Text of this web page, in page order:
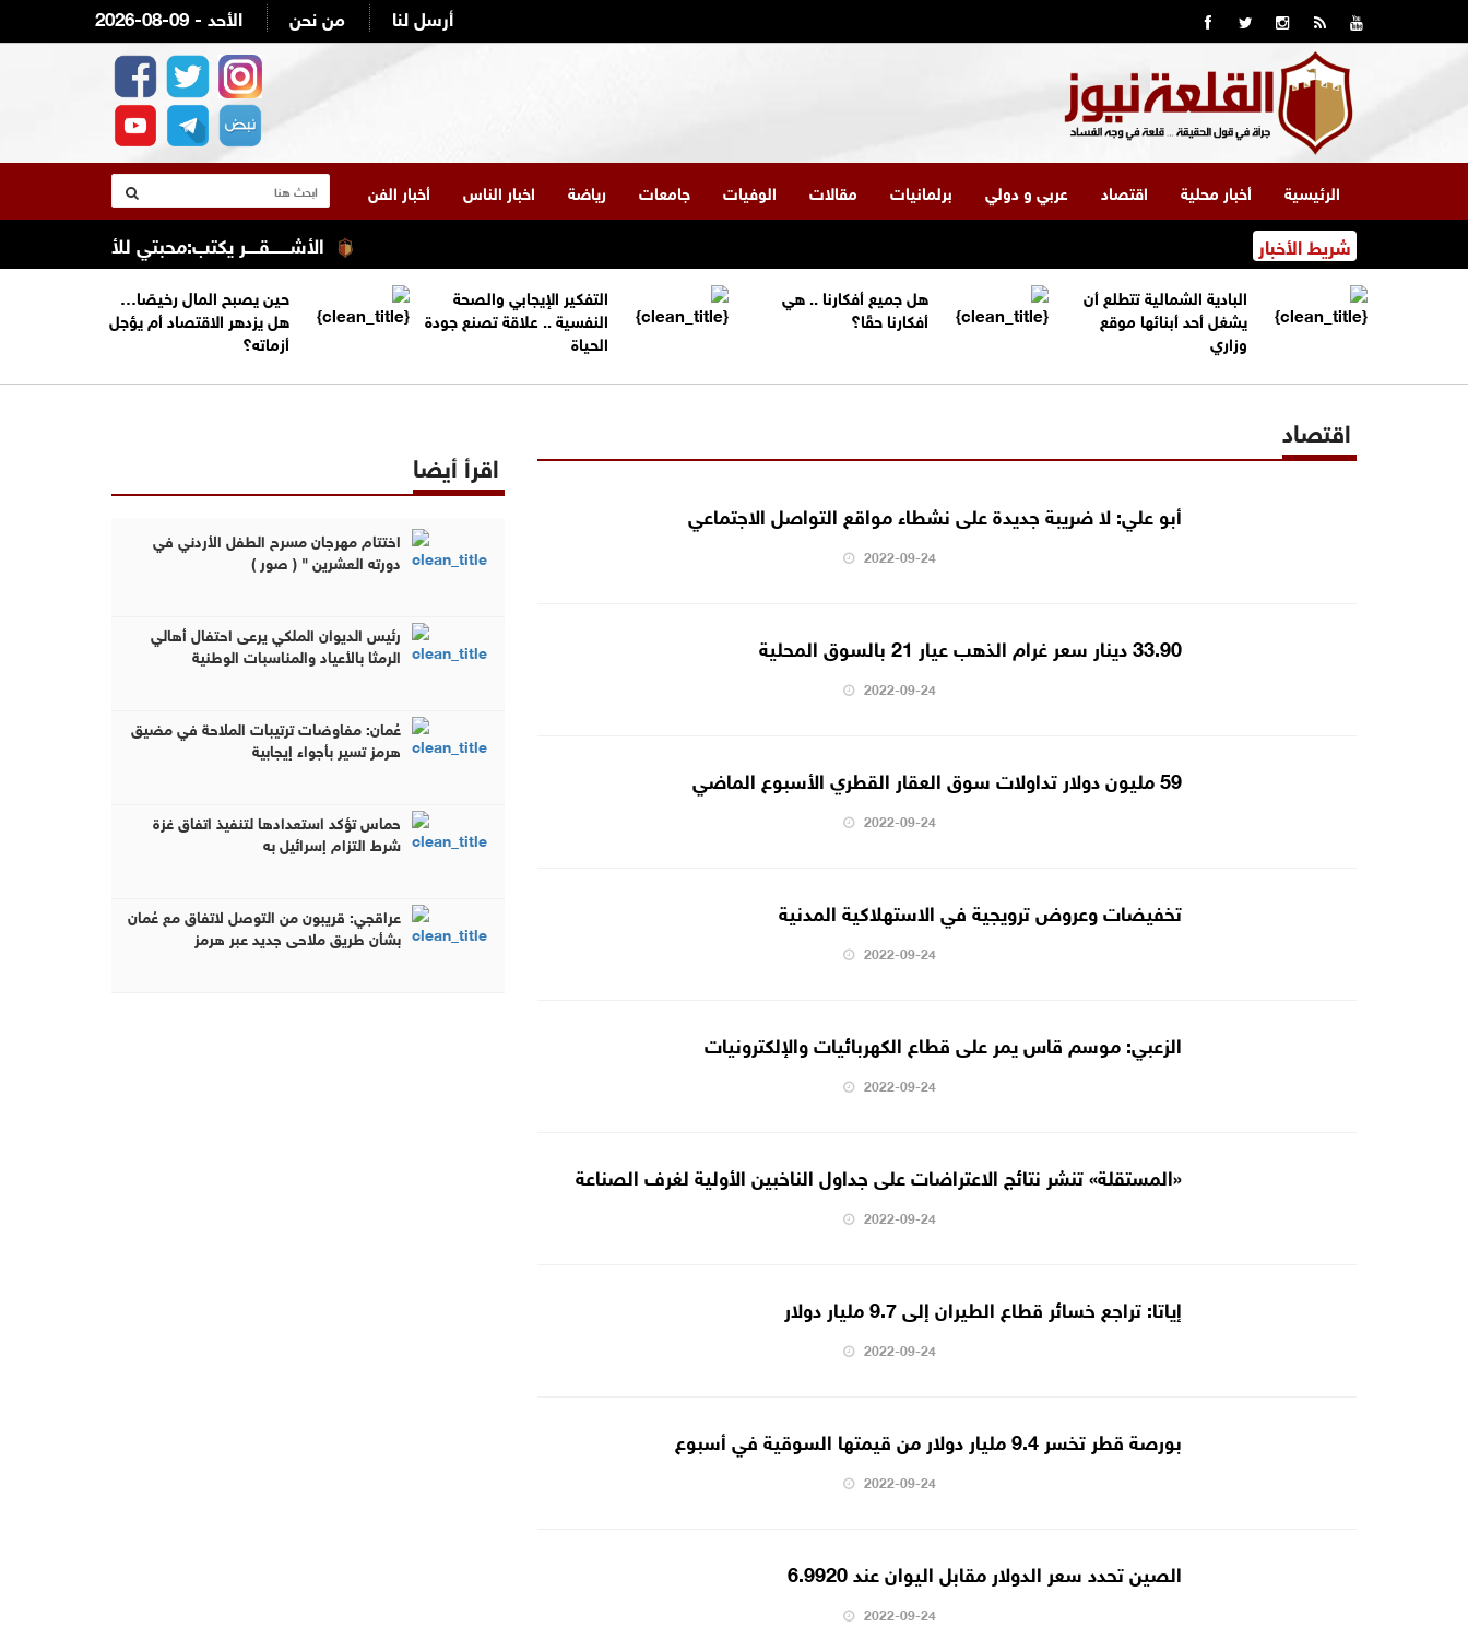
2026-08-09 - الأحد من نحن أرسل لنا
الرئيسية أخبار محلية اقتصاد عربي و دولي برلمانيات مقالات الوفيات جامعات رياضة اخبار الناس أخبار الفن
شريط الأخبار الأشــــــقــــر يكتب:محبتي للأردن
البادية الشمالية تتطلع أن
يشغل أحد أبنائها موقع
وزاري
هل جميع أفكارنا .. هي
أفكارنا حقًا؟
التفكير الإيجابي والصحة
النفسية .. علاقة تصنع جودة
الحياة
حين يصبح المال رخيصًا…
هل يزدهر الاقتصاد أم يؤجل
أزماته؟
اقتصاد
أبو علي: لا ضريبة جديدة على نشطاء مواقع التواصل الاجتماعي
2022-09-24
33.90 دينار سعر غرام الذهب عيار 21 بالسوق المحلية
2022-09-24
59 مليون دولار تداولات سوق العقار القطري الأسبوع الماضي
2022-09-24
تخفيضات وعروض ترويجية في الاستهلاكية المدنية
2022-09-24
الزعبي: موسم قاس يمر على قطاع الكهربائيات والإلكترونيات
2022-09-24
«المستقلة» تنشر نتائج الاعتراضات على جداول الناخبين الأولية لغرف الصناعة
2022-09-24
إياتا: تراجع خسائر قطاع الطيران إلى 9.7 مليار دولار
2022-09-24
بورصة قطر تخسر 9.4 مليار دولار من قيمتها السوقية في أسبوع
2022-09-24
الصين تحدد سعر الدولار مقابل اليوان عند 6.9920
2022-09-24
اقرأ أيضا
اختتام مهرجان مسرح الطفل الأردني في
دورته العشرين " ( صور )
رئيس الديوان الملكي يرعى احتفال أهالي
الرمثا بالأعياد والمناسبات الوطنية
عُمان: مفاوضات ترتيبات الملاحة في مضيق
هرمز تسير بأجواء إيجابية
حماس تؤكد استعدادها لتنفيذ اتفاق غزة
شرط التزام إسرائيل به
عراقجي: قريبون من التوصل لاتفاق مع عُمان
بشأن طريق ملاحي جديد عبر هرمز